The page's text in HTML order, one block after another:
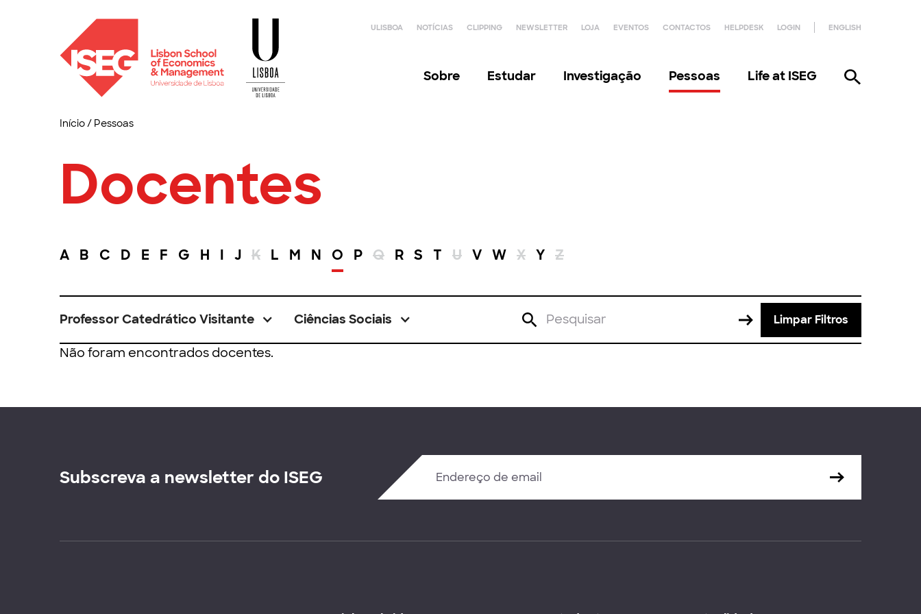
ULISBOA NOTÍCIAS CLIPPING NEWSLETTER LOJA EVENTOS CONTACTOS HELPDESK LOGIN ENGLISH
Sobre Estudar Investigação Pessoas Life at ISEG
Início/ Pessoas
Docentes
A B C D E F G H I J K L M N O P Q R S T U V W X Y Z
Professor Catedrático Visitante Ciências Sociais Limpar Filtros
Não foram encontrados docentes.
Subscreva a newsletter do ISEG